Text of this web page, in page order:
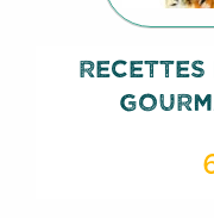
Recettes